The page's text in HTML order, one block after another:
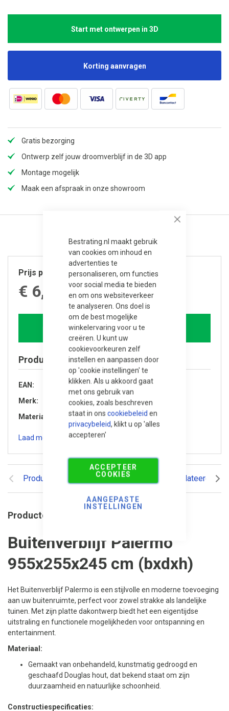
Bestrating.nl maakt gebruik
van cookies om inhoud en
advertenties te
personaliseren, om functies
voor social media te bieden
en om ons websiteverkeer
te analyseren. Ons doel is
om de best mogelijke
winkelervaring voor u te
creëren. U kunt uw
cookievoorkeuren zelf
instellen en aanpassen door
op 'cookie instellingen' te
klikken. Als u akkoord gaat
met ons gebruik van
cookies, zoals beschreven
staat in ons cookiebeleid en
privacybeleid, klikt u op 'alles
accepteren'
ACCEPTEER
COOKIES
AANGEPASTE
INSTELLINGEN
Start met ontwerpen in 3D
Korting aanvragen
Gratis bezorging
Ontwerp zelf jouw droomverblijf in de 3D app
Montage mogelijk
Maak een afspraak in onze showroom
Productomschrijving Reviews Gerelateerde
Productomschrijving
Buitenverblijf Palermo
955x255x245 cm (bxdxh)
Het Buitenverblijf Palermo is een stijlvolle en moderne toevoeging
aan uw buitenruimte, perfect voor zowel strakke als landelijke
tuinen. Met zijn platte dakontwerp biedt het een eigentijdse
uitstraling en functionele mogelijkheden voor ontspanning en
entertainment.
Materiaal:
Gemaakt van onbehandeld, kunstmatig gedroogd en
geschaafd Douglas hout, dat bekend staat om zijn
duurzaamheid en natuurlijke schoonheid.
Constructiespecificaties:
Prijs per stuk
€ 6,755.00
In winkelwagen
Product specificaties
EAN
8720246406443
Merk
Trendhout
Materiaal
Douglas hout
Laad meer specificaties